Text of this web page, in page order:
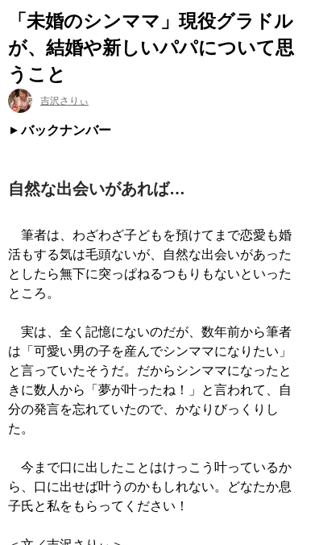
「未婚のシンママ」現役グラドル
が、結婚や新しいパパについて思
うこと
吉沢さりぃ
バックナンバー
自然な出会いがあれば…
筆者は、わざわざ子どもを預けてまで恋愛も婚
活もする気は毛頭ないが、自然な出会いがあった
としたら無下に突っぱねるつもりもないといった
ところ。
実は、全く記憶にないのだが、数年前から筆者
は「可愛い男の子を産んでシンママになりたい」
と言っていたそうだ。だからシンママになったと
きに数人から「夢が叶ったね！」と言われて、自
分の発言を忘れていたので、かなりびっくりし
た。
今まで口に出したことはけっこう叶っているか
ら、口に出せば叶うのかもしれない。どなたか息
子氏と私をもらってください！